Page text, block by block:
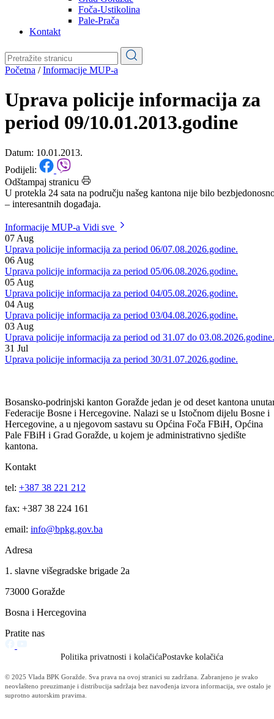
Općine
Pale-Prača
Kontakt
Početna/Informacije MUP-a
Uprava policije informacija za
period 09/10.01.2013.godine
Datum: 10.01.2013.
Podijeli:
U protekla 24 sata na području našeg kantona nije bilo
– interesantnih događaja.
Informacije MUP-a
07Aug
Uprava policije informacija za period 06/07.08.2026.godine.
06Aug
Uprava policije informacija za period 05/06.08.2026.godine.
05Aug
Uprava policije informacija za period 04/05.08.2026.godine.
04Aug
Uprava policije informacija za period 03/04.08.2026.godine.
03Aug